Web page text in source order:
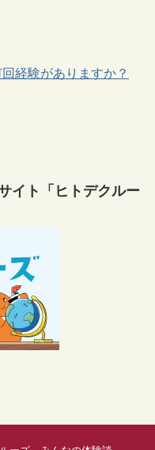
経験がありますか？
イト「ヒトデクルー